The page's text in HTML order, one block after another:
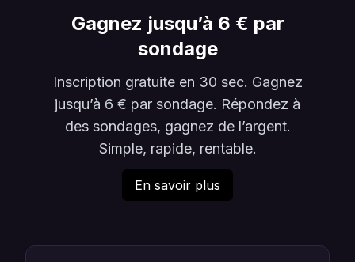
Gagnez jusqu’à 6 € par
sondage
Inscription gratuite en 30 sec. Gagnez
jusqu’à 6 € par sondage. Répondez à
des sondages, gagnez de l’argent.
Simple, rapide, rentable.
En savoir plus